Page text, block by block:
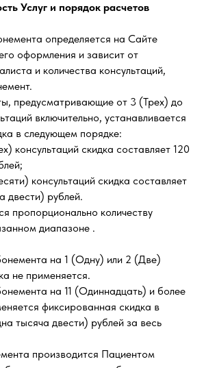
Услуг и порядок расчетов
определяется на Сайте
оформления и зависит от
и количества консультаций,
предусматривающие от 3 (Трех) до
включительно, устанавливается
в следующем порядке:
консультаций скидка составляет 120
консультаций скидка составляет
двести) рублей.
пропорционально количеству
диапазоне .
на 1 (Одну) или 2 (Две)
не применяется.
на 11 (Одиннадцать) и более
фиксированная скидка в
тысяча двести) рублей за весь
производится Пациентом